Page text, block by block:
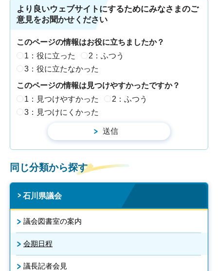
より良いウェブサイトにするためにみなさまのご
意見をお聞かせください
このページの情報はお役に立ちましたか？
1：役に立った
2：ふつう
3：役に立たなかった
このページの情報は見つけやすかったですか？
1：見つけやすかった
2：ふつう
3：見つけにくかった
同じ分類から探す
石川県議会
議会図書室の案内
会期日程
議長記者会見